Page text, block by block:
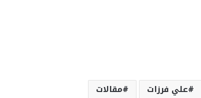
علي فرزات مقالات